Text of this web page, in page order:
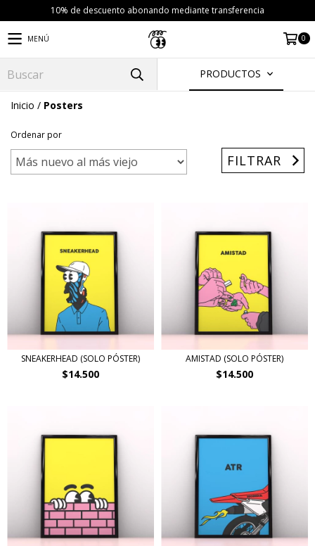
10% de descuento abonando mediante transferencia
MENÚ 0
PRODUCTOS
Inicio / Posters
Ordenar por
FILTRAR
SNEAKERHEAD (SOLO PÓSTER)
$14.500
AMISTAD (SOLO PÓSTER)
$14.500